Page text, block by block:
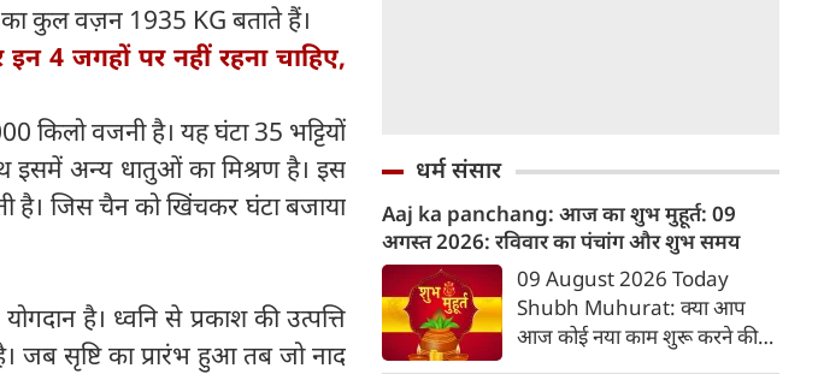
का कुल वज़न 1935 KG बताते हैं।
4 जगहों पर नहीं रहना चाहिए,
किलो वजनी है। यह घंटा 35 भट्टियों
इसमें अन्य धातुओं का मिश्रण है। इस
जिस चैन को खिंचकर घंटा बजाया
है। ध्वनि से प्रकाश की उत्पत्ति
जब सृष्टि का प्रारंभ हुआ तब जो नाद
धर्म संसार
Aaj ka panchang: आज का शुभ मुहूर्त: 09
अगस्‍त 2026: रविवार का पंचांग और शुभ समय
09 August 2026 Today
Shubh Muhurat: क्या आप
आज कोई नया काम शुरू करने की